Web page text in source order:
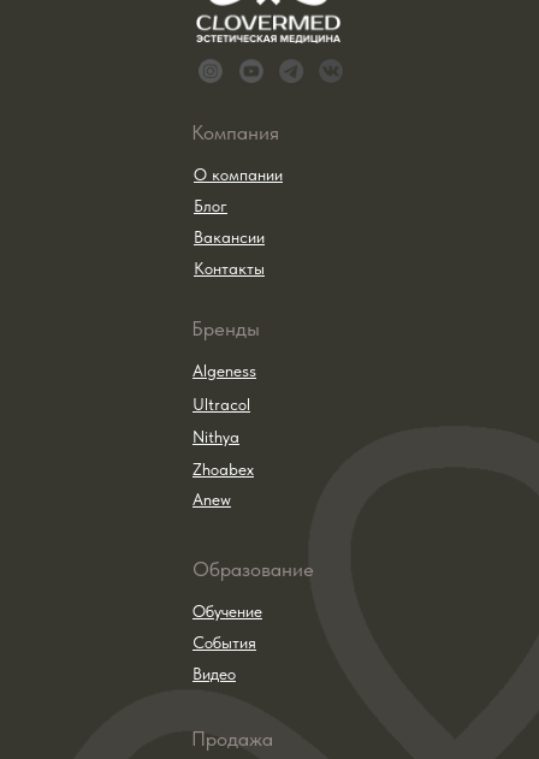
Компания
Контакты
Вакансии
Блог
О компании
Бренды
Algeness
Ultracol
Anew
Zhoabex
Nithya
Продажа
Образование
Видео
События
Обучение